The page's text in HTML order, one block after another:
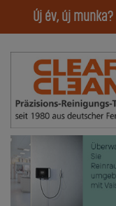
Új év, új